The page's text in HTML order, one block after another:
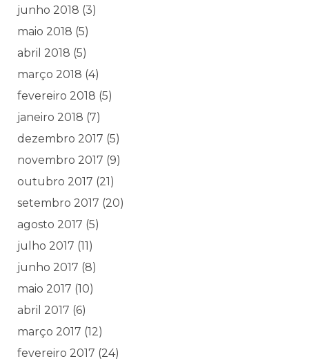
junho 2018 (3)
maio 2018 (5)
abril 2018 (5)
março 2018 (4)
fevereiro 2018 (5)
janeiro 2018 (7)
dezembro 2017 (5)
novembro 2017 (9)
outubro 2017 (21)
setembro 2017 (20)
agosto 2017 (5)
julho 2017 (11)
junho 2017 (8)
maio 2017 (10)
abril 2017 (6)
março 2017 (12)
fevereiro 2017 (24)